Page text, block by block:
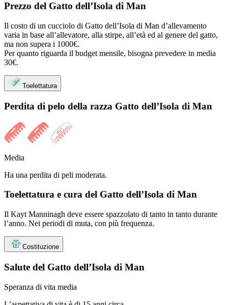
Prezzo del Gatto dell’Isola di Man
Il costo di un cucciolo di Gatto dell’Isola di Man d’allevamento
varia in base all’allevatore, alla stirpe, all’età ed al genere del gatto,
ma non supera i 1000€.
Per quanto riguarda il budget mensile, bisogna prevedere in media
30€.
Toelettatura
Perdita di pelo della razza Gatto dell’Isola di Man
Media
Ha una perdita di peli moderata.
Toelettatura e cura del Gatto dell’Isola di Man
Il Kayt Manninagh deve essere spazzolato di tanto in tanto durante
l’anno. Nei periodi di muta, con più frequenza.
Costituzione
Salute del Gatto dell’Isola di Man
Speranza di vita media